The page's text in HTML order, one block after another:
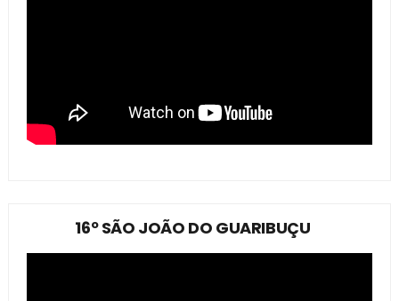
16º SÃO JOÃO DO GUARIBUÇU